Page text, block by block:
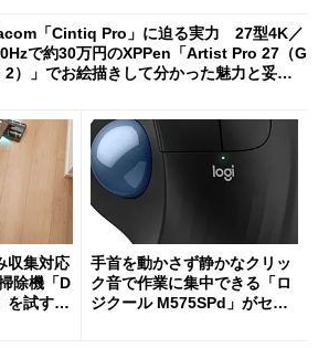
「Cintiq Pro」に迫る実力 27型4K／
で約30万円のXPPen「Artist Pro 27（G
2）」でお絵描きして分かった魅力と妥協
収集対応
除機「D
を試す
手首を動かさず静かなクリッ
ク音で作業に集中できる「ロ
ジクール M575SPd」がセー